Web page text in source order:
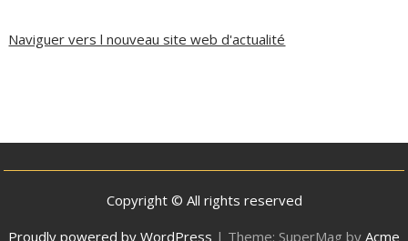
Naviguer vers l nouveau site web d'actualité
Copyright © All rights reserved
Proudly powered by WordPress | Theme: SuperMag by Acme